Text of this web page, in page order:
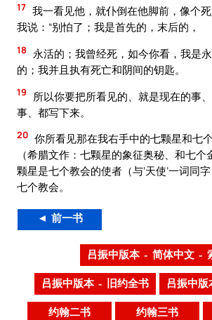
17 我一看见他，就仆倒在他脚前，像个
我说：“别怕了；我是首先的，末后的，
18
永活的；我曾经死，如今你看，我是
的；我并且执有死亡和阴间的钥匙。
19
所以你要把所看见的、就是现在的事
事、都写下来。
20 你所看见那在我右手中的七颗星和七
（希腊文作：七颗星的象征奥秘、和七
颗星是七个教会的使者（与‘天使’一词同
七个教会。
◄ 前一书
吕振中版本 – 简体中文 –
吕振中版本 – 旧约全书 吕振中
约翰二书 约翰三书